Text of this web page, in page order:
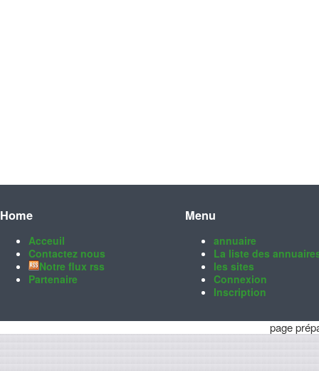
Home
Acceuil
Contactez nous
Notre flux rss
Partenaire
Menu
annuaire
La liste des
les sites
Connexion
Inscription
page